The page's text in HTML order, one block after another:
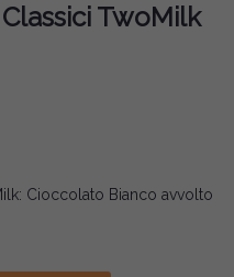
TwoMilk
Cioccolato Bianco avvolto